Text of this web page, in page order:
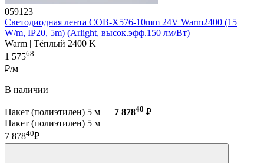
059123
Светодиодная лента COB-X576-10mm 24V Warm2400 (15
W/m, IP20, 5m) (Arlight, высок.эфф.150 лм/Вт)
Warm | Тёплый 2400 K
1 57568
₽/м
В наличии
Пакет (полиэтилен) 5 м — 7 87840 ₽
Пакет (полиэтилен) 5 м
7 87840₽